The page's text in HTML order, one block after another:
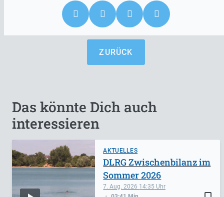
ZURÜCK
Das könnte Dich auch
interessieren
AKTUELLES
7. Aug. 2026 14:35
DLRG Zwischenbilanz im
Sommer 2026